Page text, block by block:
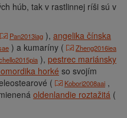
húb, tak v rastlinnej ríši sú v
Pan2013iag ), angelika čínska
) a kumaríny ( Zheng2016iea
), pestrec mariánsky
horké so svojím
(
Kobori2008aai ,
oldenlandie roztažitá (